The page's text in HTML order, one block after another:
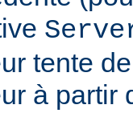
tente
à partir